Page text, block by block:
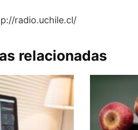
radio.uchile.cl/
relacionadas